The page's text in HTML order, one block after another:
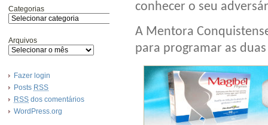
Categorias
Arquivos
Fazer login
Posts RSS
RSS dos comentários
WordPress.org
conhecer o seu
A Mentora
para programar as